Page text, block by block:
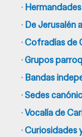
·
· De Jerusalén
·Cofradías de
·Grupos
· Bandas
·Sedes
·Vocalía de
·Curiosidades